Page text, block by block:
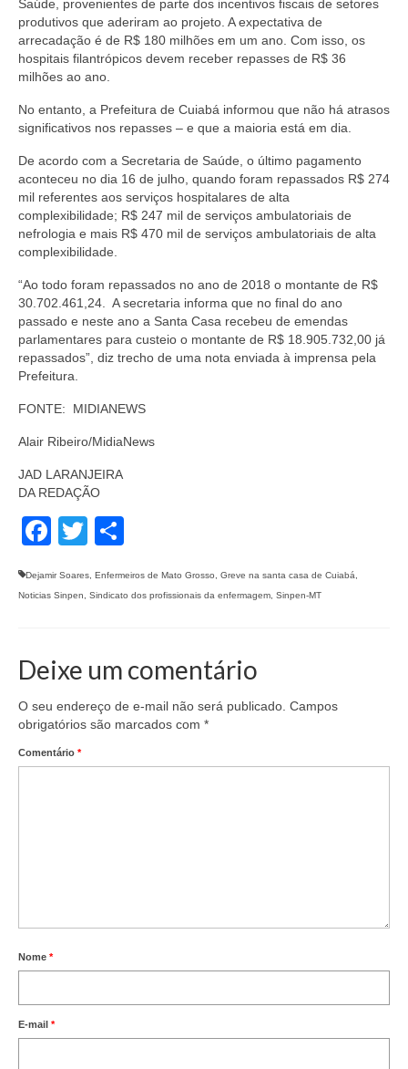
Saúde, provenientes de parte dos incentivos fiscais de setores
produtivos que aderiram ao projeto. A expectativa de
arrecadação é de R$ 180 milhões em um ano. Com isso, os
hospitais filantrópicos devem receber repasses de R$ 36
milhões ao ano.
No entanto, a Prefeitura de Cuiabá informou que não há atrasos
significativos nos repasses – e que a maioria está em dia.
De acordo com a Secretaria de Saúde, o último pagamento
aconteceu no dia 16 de julho, quando foram repassados R$ 274
mil referentes aos serviços hospitalares de alta
complexibilidade; R$ 247 mil de serviços ambulatoriais de
nefrologia e mais R$ 470 mil de serviços ambulatoriais de alta
complexibilidade.
“Ao todo foram repassados no ano de 2018 o montante de R$
30.702.461,24. A secretaria informa que no final do ano
passado e neste ano a Santa Casa recebeu de emendas
parlamentares para custeio o montante de R$ 18.905.732,00 já
repassados”, diz trecho de uma nota enviada à imprensa pela
Prefeitura.
FONTE: MIDIANEWS
Alair Ribeiro/MidiaNews
JAD LARANJEIRA
DA REDAÇÃO
Facebook
Twitter
Dejamir Soares Enfermeiros de Mato Grosso Greve na santa casa de Cuiabá
Noticias Sinpen
Sindicato dos profissionais da enfermagem Sinpen-MT
Deixe um comentário
O seu endereço de e-mail não será publicado. Campos
obrigatórios são marcados com *
Comentário *
Nome *
E-mail *